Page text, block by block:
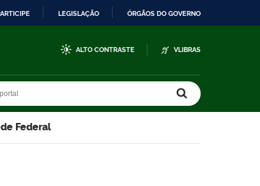
LEGISLAÇÃO ÓRGÃOS DO GOVERNO
ALTO CONTRASTE VLIBRAS
Federal